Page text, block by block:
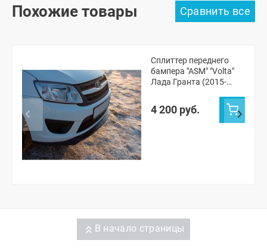
Похожие товары
Сплиттер переднего
бампера "ASM" "Volta"
Лада Гранта (2015-
4 200 руб.
В начало страницы